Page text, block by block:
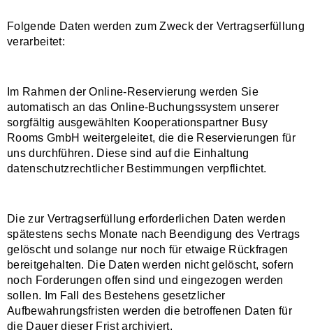
Folgende Daten werden zum Zweck der Vertragserfüllung
verarbeitet:
Im Rahmen der Online-Reservierung werden Sie
automatisch an das Online-Buchungssystem unserer
sorgfältig ausgewählten Kooperationspartner Busy
Rooms GmbH weitergeleitet, die die Reservierungen für
uns durchführen. Diese sind auf die Einhaltung
datenschutzrechtlicher Bestimmungen verpflichtet.
Die zur Vertragserfüllung erforderlichen Daten werden
spätestens sechs Monate nach Beendigung des Vertrags
gelöscht und solange nur noch für etwaige Rückfragen
bereitgehalten. Die Daten werden nicht gelöscht, sofern
noch Forderungen offen sind und eingezogen werden
sollen. Im Fall des Bestehens gesetzlicher
Aufbewahrungsfristen werden die betroffenen Daten für
die Dauer dieser Frist archiviert.